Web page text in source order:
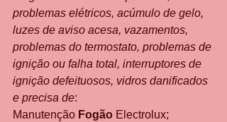
problemas elétricos, acúmulo de gelo,
luzes de aviso acesa, vazamentos,
problemas do termostato, problemas de
ignição ou falha total, interruptores de
ignição defeituosos, vidros danificados
e precisa de:
Manutenção Fogão Electrolux;